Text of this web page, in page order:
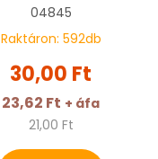
04845
Raktáron: 592db
30,00 Ft
23,62 Ft + áfa
21,00 Ft